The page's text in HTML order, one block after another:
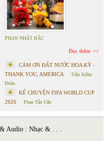
PHAN NHẬT BẮC
Đọc thêm
CÁM ƠN ĐẤT NƯỚC HOA KỲ -
THANK YOU, AMERICA
Trần Kiêm
Đoàn
KỂ CHUYỆN FIFA WORLD CUP
2026
Phan Tấn Uẩn
Audio : Nhạc & . . .